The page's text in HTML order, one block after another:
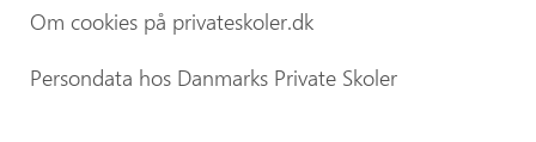
Om cookies på privateskoler.dk
Persondata hos Danmarks Private Skoler